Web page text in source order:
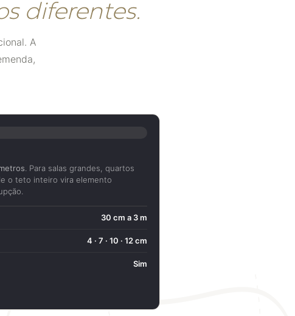
diferentes.
A
. Para salas grandes, quartos
o teto inteiro vira elemento
30 cm a 3 m
4 · 7 · 10 · 12 cm
Sim